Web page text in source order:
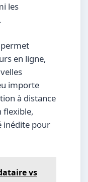
les
en ligne,
importe
à distance
flexible,
inédite pour
vs